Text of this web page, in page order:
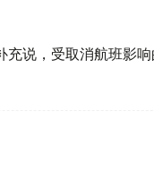
说，受取消航班影